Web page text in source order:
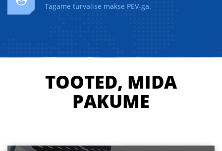
Tagame turvalise makse PEV-ga.
TOOTED, MIDA
PAKUME